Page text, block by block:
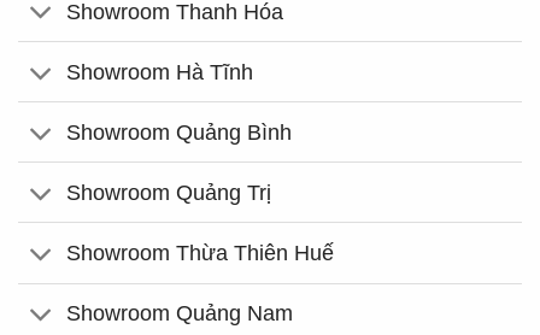
Showroom Thanh Hóa
Showroom Hà Tĩnh
Showroom Quảng Bình
Showroom Quảng Trị
Showroom Thừa Thiên Huế
Showroom Quảng Nam